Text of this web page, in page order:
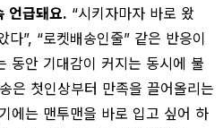
언급돼요. “시키자마자 바로 왔
다”, “로켓배송인줄” 같은 반응이
동안 기대감이 커지는 동시에 불
은 첫인상부터 만족을 끌어올리는
에는 맨투맨을 바로 입고 싶어 하